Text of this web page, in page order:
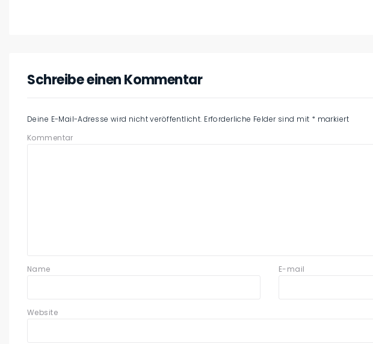
Schreibe einen Kommentar
Deine E-Mail-Adresse wird nicht veröffentlicht. Erforderliche Felder sind mit * markiert
Kommentar
Name E-mail
Website